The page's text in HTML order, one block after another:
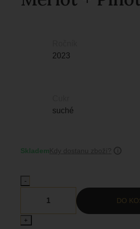
2023
suché
Skladem
-
+
DO